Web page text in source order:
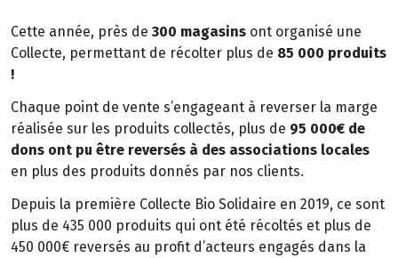
Cette année, près de 300 magasins ont organisé une
Collecte, permettant de récolter plus de 85 000 produits
!
Chaque point de vente s’engageant à reverser la marge
réalisée sur les produits collectés, plus de 95 000€ de
dons ont pu être reversés à des associations locales
en plus des produits donnés par nos clients.
Depuis la première Collecte Bio Solidaire en 2019, ce sont
plus de 435 000 produits qui ont été récoltés et plus de
450 000€ reversés au profit d’acteurs engagés dans la